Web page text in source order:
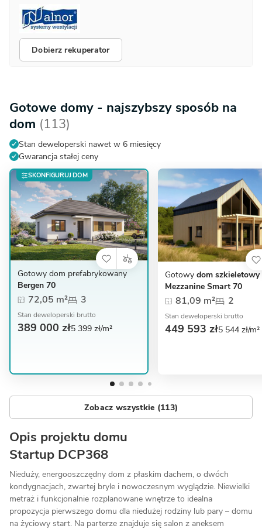
Dobierz rekuperator
Gotowe domy - najszybszy sposób na
dom (113)
Stan deweloperski nawet w 6 miesięcy
Gwarancja stałej ceny
SKONFIGURUJ DOM
Gotowy dom prefabrykowany
Bergen 70
72,05 m² 3
Stan deweloperski brutto
389 000 zł5 399 zł/m²
Gotowy dom szkieletowy
Mezzanine Smart 70
81,09 m² 2
Stan deweloperski brutto
449 593 zł5 544 zł/m²
Zobacz wszystkie (113)
Opis projektu domu
Startup DCP368
Nieduży, energooszczędny dom z płaskim dachem, o dwóch
kondygnacjach, zwartej bryle i nowoczesnym wyglądzie. Niewielki
metraż i funkcjonalnie rozplanowane wnętrze to idealna
propozycja pierwszego domu dla niedużej rodziny lub pary – domu
na życiowy start. Na parterze znajduje się salon z aneksem